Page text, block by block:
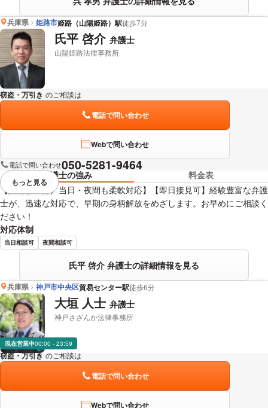
兵庫県 姫路市姫路（山陽姫路）駅徒歩7分
氏平 啓介 弁護士
山陽姫路法律事務所
窃盗・万引き のご相談は
電話で問い合わせ
Webで問い合わせ
電話で問い合わせ050-5281-9464
弁護士の強み
料金表
【姫路駅５分／当日・夜間も柔軟対応】【即日接見可】経験豊富な弁護
士が、迅速な対応で、早期の身柄解放をめざします。お早めにご相談く
ださい！
対応体制
当日相談可 夜間相談可
氏平 啓介 弁護士の詳細情報を見る
視覚的に省略されている要素を
もっと見る
兵庫県 神戸市中央区貿易センター駅徒歩6分
大垣 人士 弁護士
神戸さざんか法律事務所
現在営業中00:00 - 23:59
窃盗・万引き のご相談は
電話で問い合わせ
Webで問い合わせ